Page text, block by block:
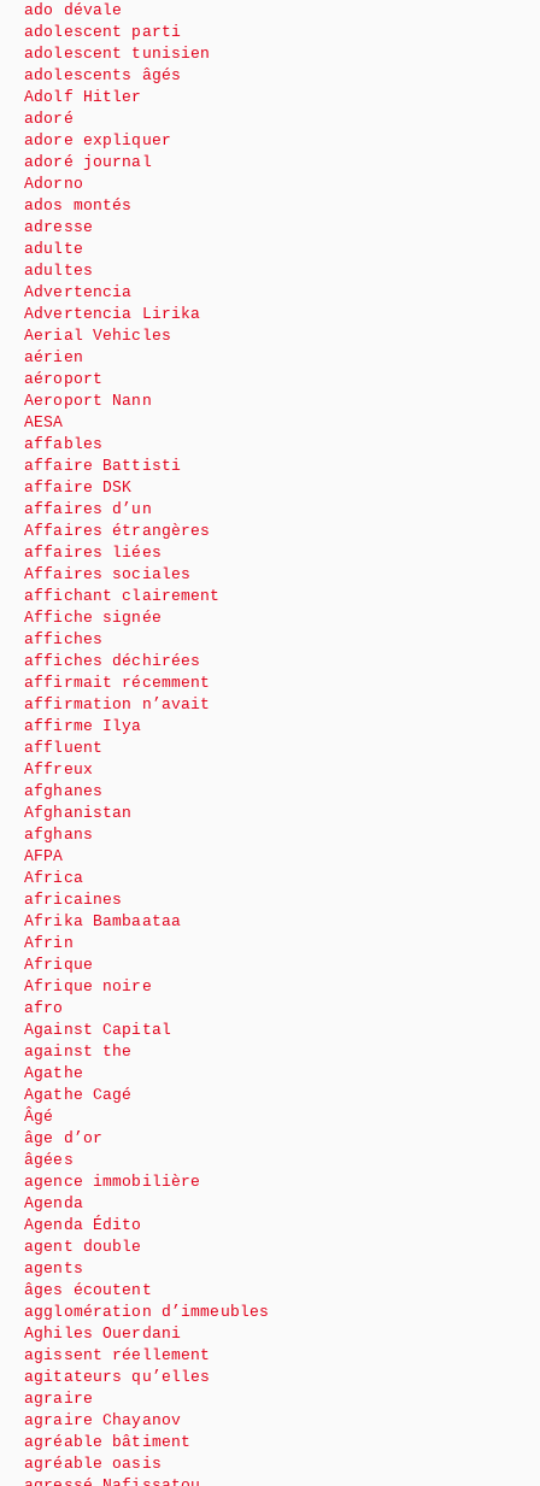
ado dévale
adolescent parti
adolescent tunisien
adolescents âgés
Adolf Hitler
adoré
adore expliquer
adoré journal
Adorno
ados montés
adresse
adulte
adultes
Advertencia
Advertencia Lirika
Aerial Vehicles
aérien
aéroport
Aeroport Nann
AESA
affables
affaire Battisti
affaire DSK
affaires d’un
Affaires étrangères
affaires liées
Affaires sociales
affichant clairement
Affiche signée
affiches
affiches déchirées
affirmait récemment
affirmation n’avait
affirme Ilya
affluent
Affreux
afghanes
Afghanistan
afghans
AFPA
Africa
africaines
Afrika Bambaataa
Afrin
Afrique
Afrique noire
afro
Against Capital
against the
Agathe
Agathe Cagé
Âgé
âge d’or
âgées
agence immobilière
Agenda
Agenda Édito
agent double
agents
âges écoutent
agglomération d’immeubles
Aghiles Ouerdani
agissent réellement
agitateurs qu’elles
agraire
agraire Chayanov
agréable bâtiment
agréable oasis